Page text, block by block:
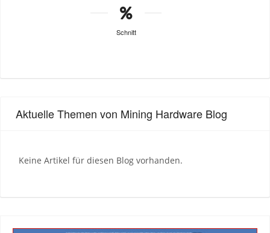
Schnitt
Aktuelle Themen von Mining Hardware Blog
Keine Artikel für diesen Blog vorhanden.